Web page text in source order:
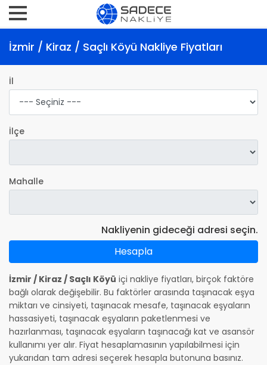
İzmir / Kiraz / Saçlı Köyü Nakliye Fiyatları
İl
İlçe
Mahalle
Nakliyenin gideceği adresi seçin.
Hesapla
İzmir / Kiraz / Saçlı Köyü içi nakliye fiyatları, birçok faktöre
bağlı olarak değişebilir. Bu faktörler arasında taşınacak eşya
miktarı ve cinsiyeti, taşınacak mesafe, taşınacak eşyaların
hassasiyeti, taşınacak eşyaların paketlenmesi ve
hazırlanması, taşınacak eşyaların taşınacağı kat ve asansör
kullanımı yer alır. Fiyat hesaplamasının yapılabilmesi için
yukarıdan tam adresi seçerek hesapla butonuna basınız.